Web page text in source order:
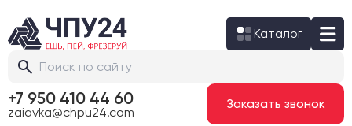
Каталог
+7 950 410 44 60
zaiavka@chpu24.com
Заказать звонок